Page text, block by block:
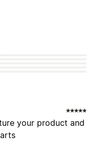
your product and